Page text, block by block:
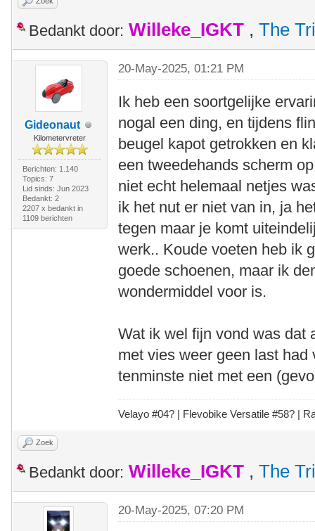
Bedankt door: Willeke_IGKT , The
Gideonaut
Kilometervreter
Berichten: 1.140
Topics: 7
Lid sinds: Jun 2023
Bedankt: 2
2207 x bedankt in
1109 berichten
20-May-2025, 01:21 PM
Ik heb een soortgelijke
nogal een ding, en tijdens
beugel kapot getrokken en
een tweedehands scherm
niet echt helemaal netjes
ik het nut er niet van in, ja
tegen maar je komt
werk.. Koude voeten heb ik
goede schoenen, maar ik
wondermiddel voor is.
Wat ik wel fijn vond was dat
met vies weer geen last
tenminste niet met een
Velayo #04? | Flevobike Versatile #58? |
Zoek
Bedankt door: Willeke_IGKT , The
20-May-2025, 07:20 PM